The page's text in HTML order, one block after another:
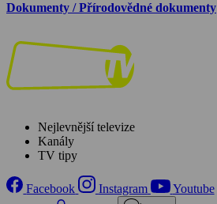
Dokumenty / Přírodovědné dokumenty
Nejlevnější televize
Kanály
TV tipy
Facebook Instagram Youtube